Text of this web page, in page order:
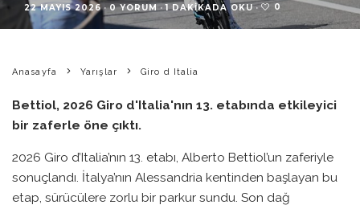
22 MAYIS 2026 · 0 YORUM · 1 DAKIKADA OKU · 0
Anasayfa Yarışlar Giro d Italia
Bettiol, 2026 Giro d'Italia'nın 13. etabında etkileyici
bir zaferle öne çıktı.
2026 Giro d’Italia’nın 13. etabı, Alberto Bettiol’un zaferiyle
sonuçlandı. İtalya’nın Alessandria kentinden başlayan bu
etap, sürücülere zorlu bir parkur sundu. Son dağ